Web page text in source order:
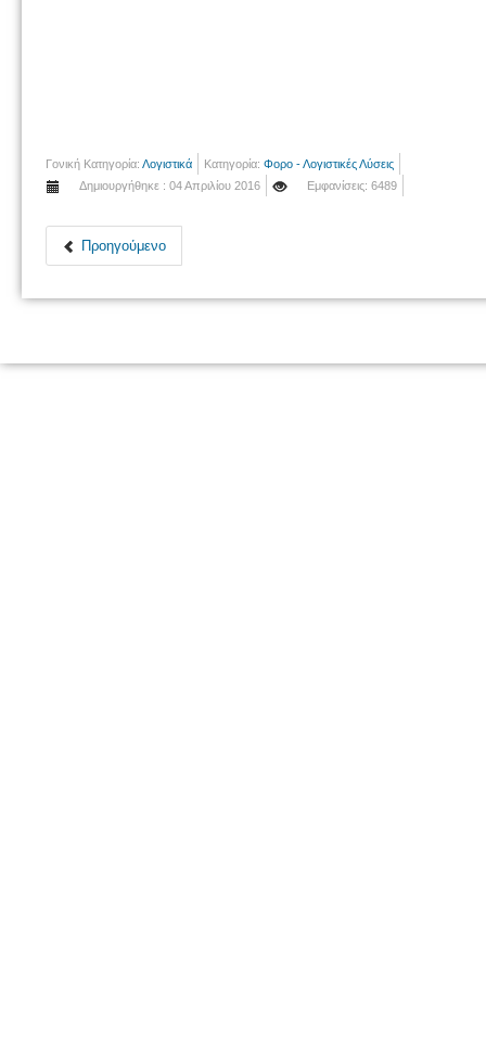
Γονική Κατηγορία: Λογιστικά Κατηγορία: Φορο - Λογιστικές Λύσεις
Δημιουργήθηκε : 04 Απριλίου 2016
Εμφανίσεις: 6489
Προηγούμενο